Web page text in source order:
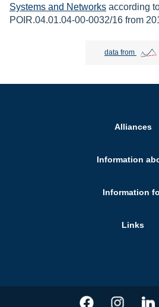
Systems and Networks according
POIR.04.01.04-00-0032/16 from
data from
Alliances
Information
Information
Links